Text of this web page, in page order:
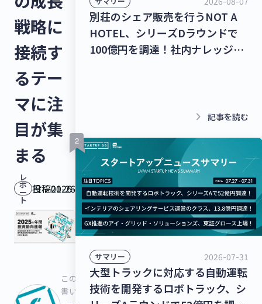
戦略に
接続す
るテー
マに注
目が集
まる
レ
ポ
ー
ト
投稿日：2026-01-26
この記事を
書いた人
別荘のシェア販売を行うNOT A
HOTEL、シリーズDラウンドで
100億円を調達！社内ナレッジの
keyboard_arrow_right 記事を読む
サマリー 2026-07-31
大型トラックに対応する自動運転
技術を開発するロボトラック、シ